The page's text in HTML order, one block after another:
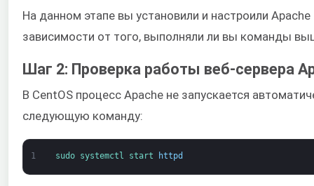
На данном этапе вы установили и настроили
зависимости от того, выполняли ли вы команды
Шаг 2: Проверка работы веб-сервера
В CentOS процесс Apache не запускается
следующую команду:
1 sudo systemctl start httpd